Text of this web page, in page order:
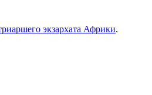
экзархата Африки.